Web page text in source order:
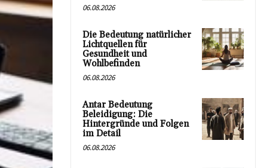
06.08.2026
Die Bedeutung natürlicher
Lichtquellen für
Gesundheit und
Wohlbefinden
06.08.2026
Antar Bedeutung
Beleidigung: Die
Hintergründe und Folgen
im Detail
06.08.2026